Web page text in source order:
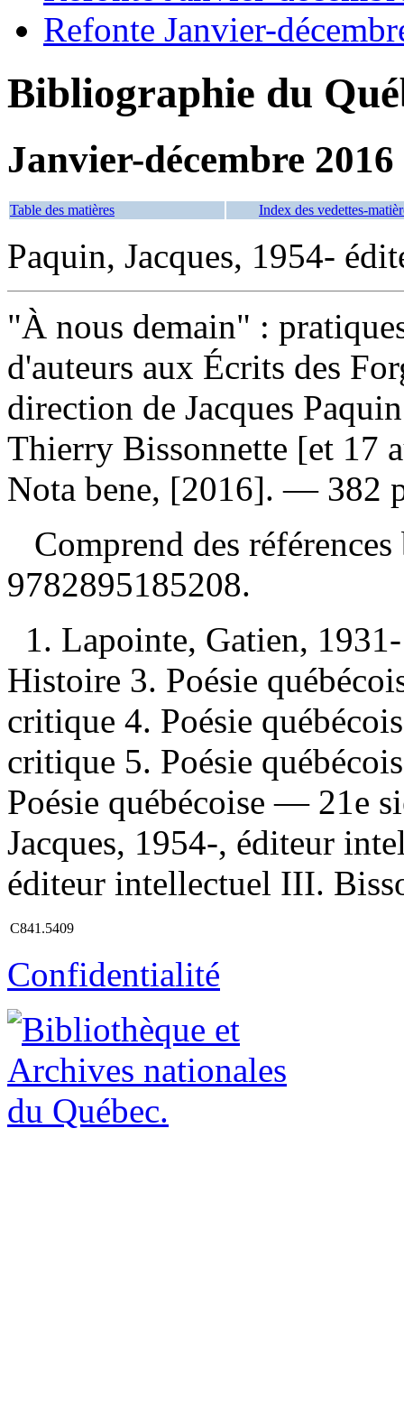
Refonte Janvier-
Bibliographie du
Janvier-décembre 2016
Table des matières Index des vedettes-
Paquin, Jacques, 1954-
"À nous demain" :
d'auteurs aux Écrits des
direction de Jacques
Thierry Bissonnette [et 17
Nota bene, [2016]. — 382
Comprend des
9782895185208.
1. Lapointe, Gatien,
Histoire 3. Poésie
critique 4. Poésie
critique 5. Poésie
Poésie québécoise — 21e
Jacques, 1954-, éditeur
éditeur intellectuel III.
C841.5409
Confidentialité